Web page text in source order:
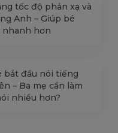
tốc độ phản xạ và
Anh – Giúp bé
nhanh hơn
bắt đầu nói tiếng
– Ba mẹ cần làm
nhiều hơn?